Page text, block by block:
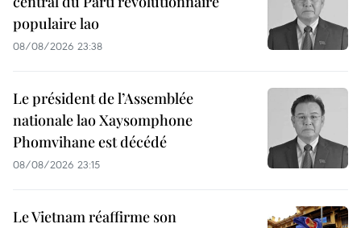
populaire lao
08/08/2026 23:38
Le président de l’Assemblée
nationale lao Xaysomphone
Phomvihane est décédé
08/08/2026 23:15
Le Vietnam réaffirme son